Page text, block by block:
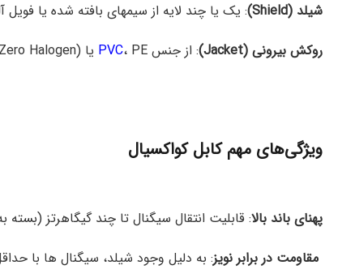
شیلد (Shield)
: یک یا چند لایه از سیمهای بافته شده یا
روکش بیرونی (Jacket)
: از جنس PVC، PE یا LSZH (Low Smoke Zero Halogen) است و از کابل در برابر عوامل فیزیکی و محیطی محافظت میکند.
ویژگی‌های مهم کابل کواکسیال
پهنای باند بالا: قابلیت انتقال سیگنال تا چند گیگاهرتز (بسته
مقاومت در برابر نویز: به دلیل وجود شیلد، سیگنال ها با